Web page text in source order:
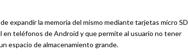
expandir la memoria del mismo mediante tarjetas micro SD
en teléfonos de Android y que permite al usuario no tener
espacio de almacenamiento grande.